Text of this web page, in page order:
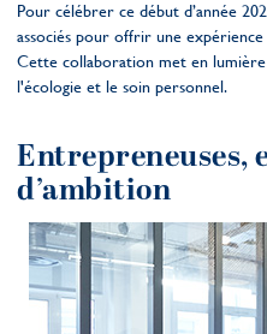
Pour célébrer ce début d’année
associés pour offrir une
Cette collaboration met en
l'écologie et le soin personnel.
Entrepreneuses,
d’ambition